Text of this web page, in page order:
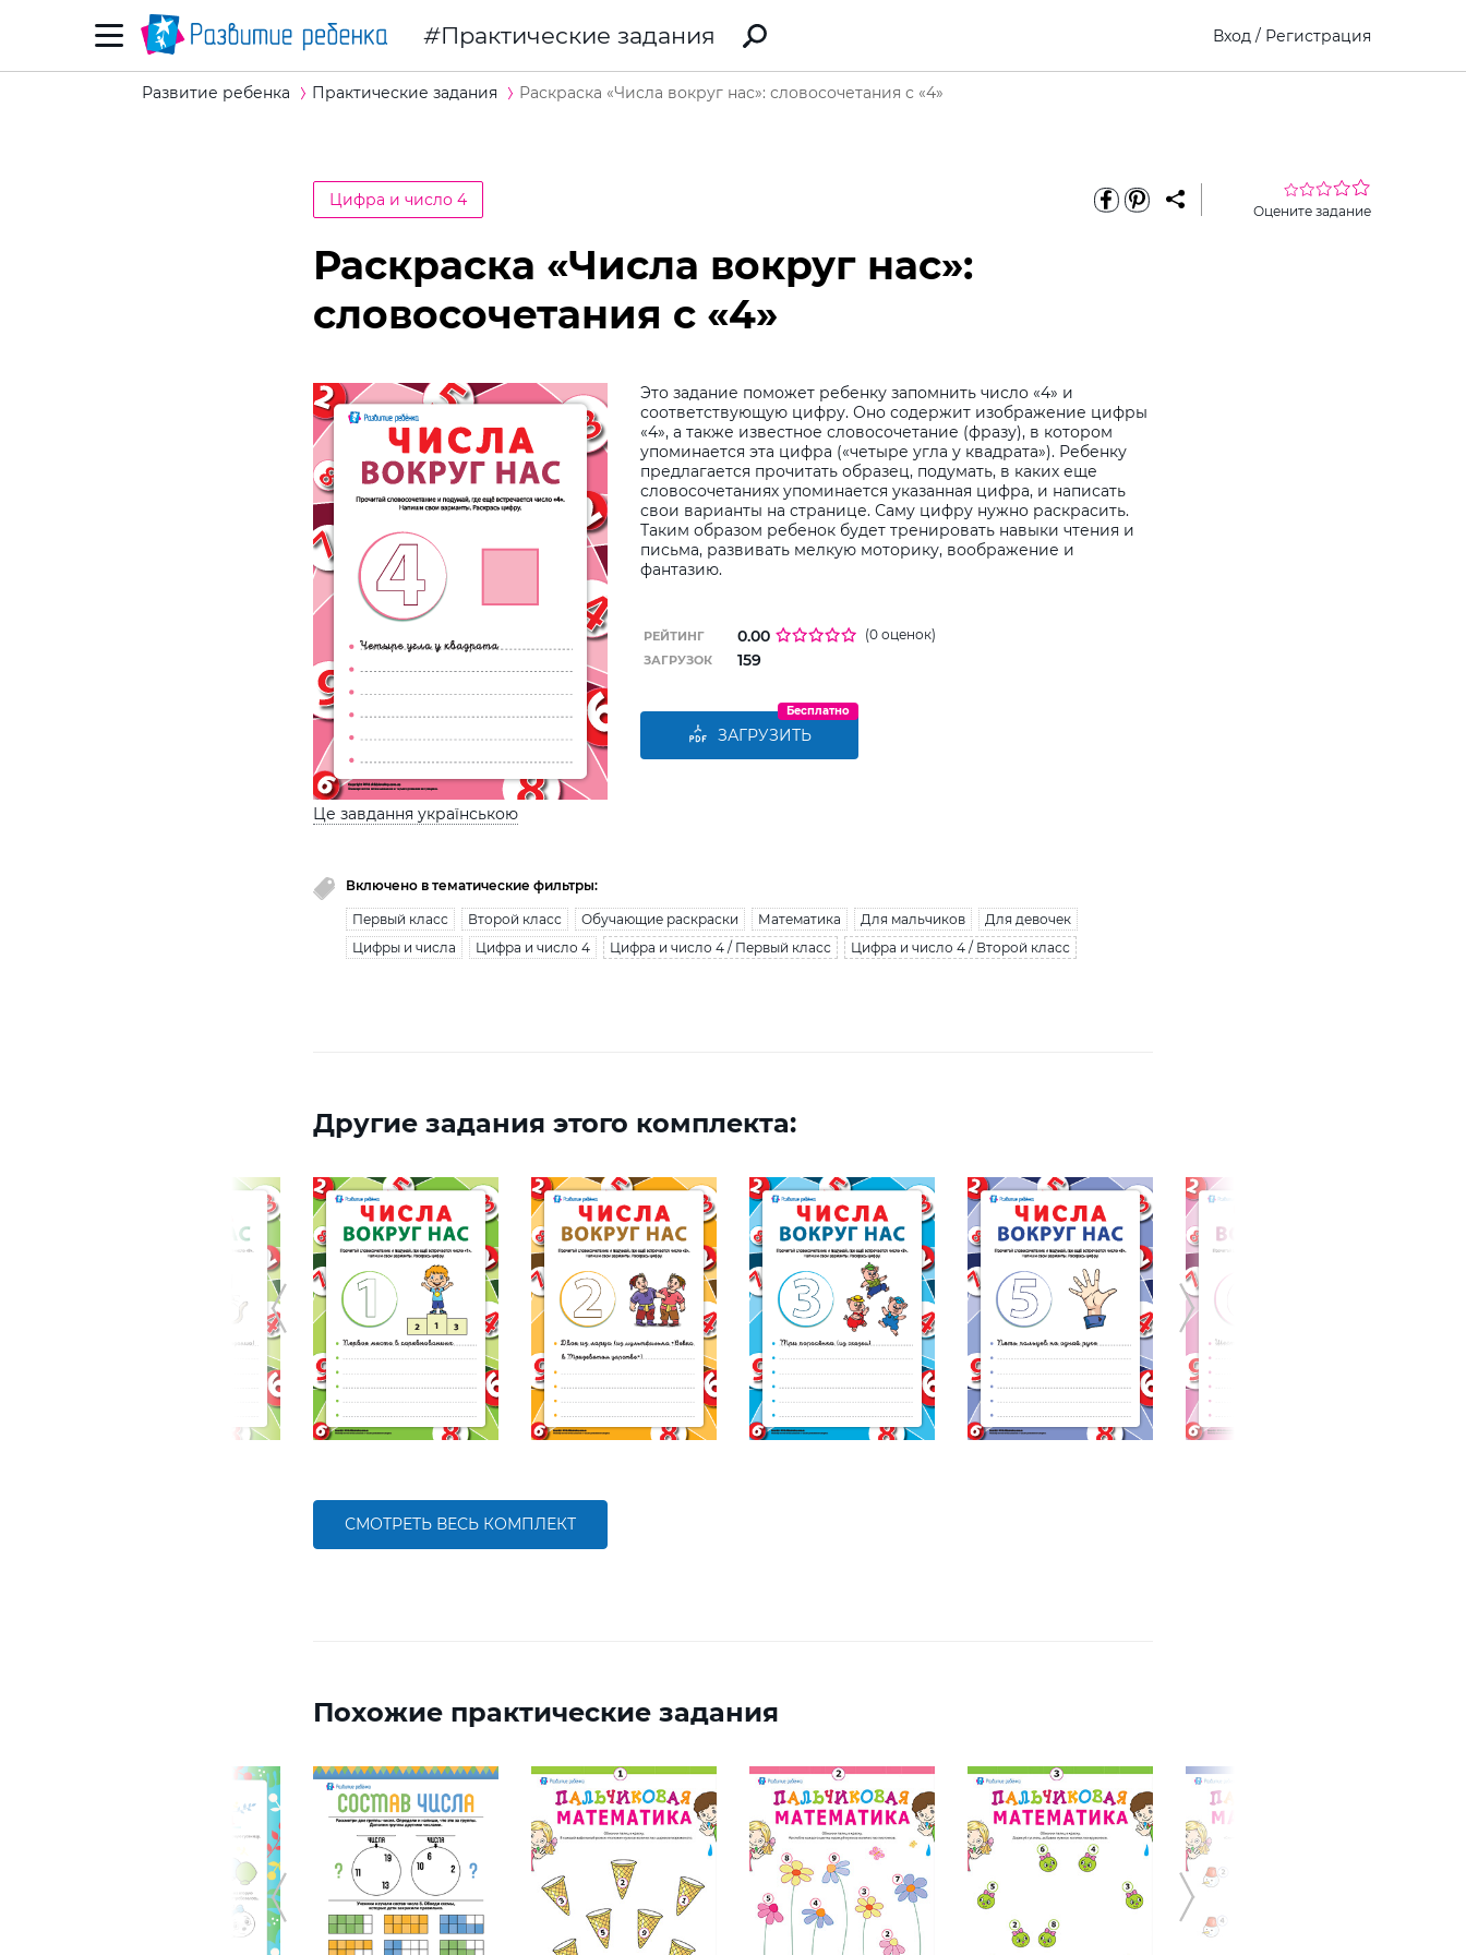
Практические задания Вход / Регистрация
Развитие ребенка Практические задания Раскраска «Числа вокруг нас»: словосочетания с «4»
Цифра и число 4
Оцените задание
Раскраска «Числа вокруг нас»:
словосочетания с «4»
Це завдання українською
Это задание поможет ребенку запомнить число «4» и
соответствующую цифру. Оно содержит изображение цифры
«4», а также известное словосочетание (фразу), в котором
упоминается эта цифра («четыре угла у квадрата»). Ребенку
предлагается прочитать образец, подумать, в каких еще
словосочетаниях упоминается указанная цифра, и написать
свои варианты на странице. Саму цифру нужно раскрасить.
Таким образом ребенок будет тренировать навыки чтения и
письма, развивать мелкую моторику, воображение и
фантазию.
РЕЙТИНГ 0.00 (0 оценок)
ЗАГРУЗОК 159
ЗАГРУЗИТЬ
Бесплатно
Включено в тематические фильтры:
Первый класс Второй класс Обучающие раскраски Математика Для мальчиков
Для девочек
Цифры и числа
Цифра и число 4 Цифра и число 4 / Первый класс Цифра и число 4 / Второй класс
Другие задания этого комплекта:
СМОТРЕТЬ ВЕСЬ КОМПЛЕКТ
Похожие практические задания